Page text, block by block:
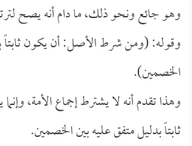
وهو جائع ونحو ذلك، ما دام أنه يصح
وقوله: (ومن شرط الأصل: أن يكون ثابتاً
الخصمين).
وهذا تقدم أنه لا يشترط إجماع الأمة،
ثابتاً بدليل متفق عليه بين الخصمين.